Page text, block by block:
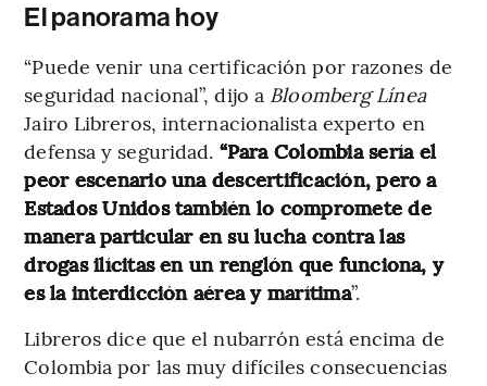
El panorama hoy
“Puede venir una certificación por razones de
seguridad nacional”, dijo a Bloomberg Línea
Jairo Libreros, internacionalista experto en
defensa y seguridad. “Para Colombia sería el
peor escenario una descertificación, pero a
Estados Unidos también lo compromete de
manera particular en su lucha contra las
drogas ilícitas en un renglón que funciona, y
es la interdicción aérea y marítima”.
Libreros dice que el nubarrón está encima de
Colombia por las muy difíciles consecuencias